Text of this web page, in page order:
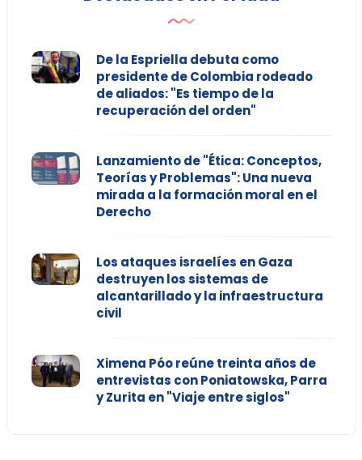
De la Espriella debuta como
presidente de Colombia rodeado
de aliados: "Es tiempo de la
recuperación del orden"
Lanzamiento de "Ética: Conceptos,
Teorías y Problemas": Una nueva
mirada a la formación moral en el
Derecho
Los ataques israelíes en Gaza
destruyen los sistemas de
alcantarillado y la infraestructura
civil
Ximena Póo reúne treinta años de
entrevistas con Poniatowska, Parra
y Zurita en "Viaje entre siglos"